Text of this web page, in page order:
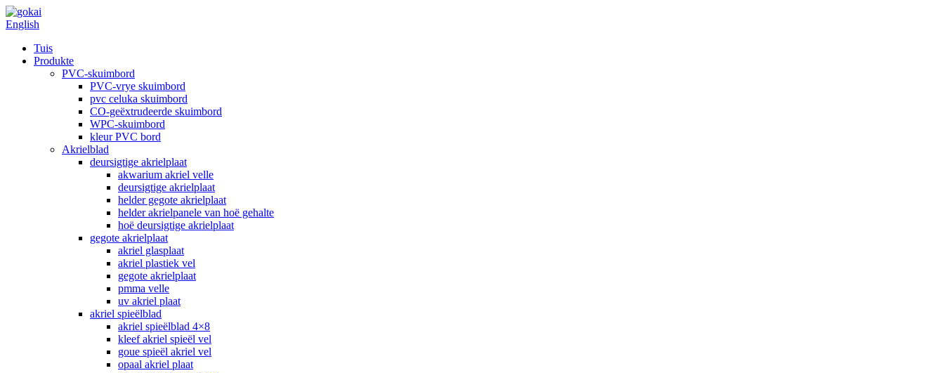
English
Tuis
Produkte
PVC-skuimbord
PVC-vrye skuimbord
pvc celuka skuimbord
CO-geëxtrudeerde skuimbord
WPC-skuimbord
kleur PVC bord
Akrielblad
deursigtige akrielplaat
akwarium akriel velle
deursigtige akrielplaat
helder gegote akrielplaat
helder akrielpanele van hoë gehalte
hoë deursigtige akrielplaat
gegote akrielplaat
akriel glasplaat
akriel plastiek vel
gegote akrielplaat
pmma velle
uv akriel plaat
akriel spieëlblad
akriel spieëlblad 4×8
kleef akriel spieël vel
goue spieël akriel vel
opaal akriel plaat